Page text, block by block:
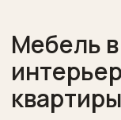
Мебель
квартиры